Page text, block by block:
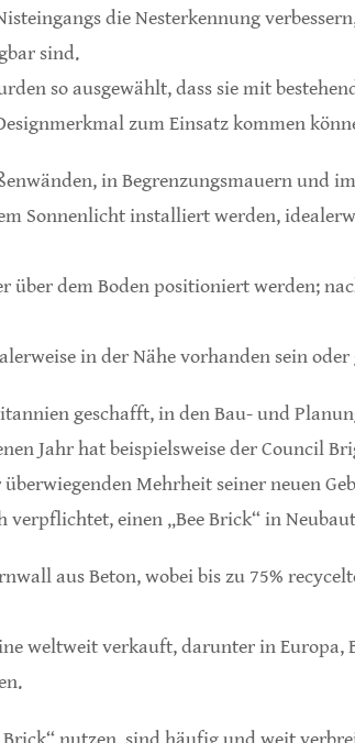
die Nesterkennung
sind.
so ausgewählt, dass sie mit
zum Einsatz kommen
in Begrenzungsmauern und
Sonnenlicht installiert werden,
über dem Boden positioniert werden;
in der Nähe vorhanden sein
geschafft, in den Bau- und
Jahr hat beispielsweise der Council
überwiegenden Mehrheit seiner neuen
verpflichtet, einen „Bee Brick“ in
aus Beton, wobei bis zu 75%
weltweit verkauft, darunter in Europa,